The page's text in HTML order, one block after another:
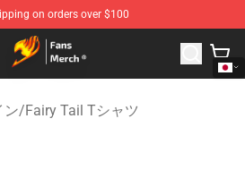
on orders over $100
Fairy Tail Merchandise Shop
ン/Fairy Tail Tシャツ